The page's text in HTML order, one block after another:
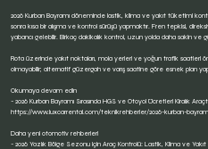
2026 Kurban Bayramı döneminde lastik, klima ve yakıt tüketimi
sonra kısa bir alışma ve kontrol sürüşü yapmaktır. Fren tepkisi,
yabancı gelebilir. Birkaç dakikalık kontrol, uzun yolda daha sakin ve
Rota üzerinde yakıt noktaları, mola yerleri ve yoğun trafik saatleri
olmayabilir; alternatif güzergah ve varış saatine göre esnek plan
Okumaya devam edin
- 2026 Kurban Bayramı Sırasında HGS ve Otoyol Ücretleri Kiralık
https://www.luxcarrental.com/teknikrehberler/2026-kurban-
Daha yeni otomotiv rehberleri
- 2026 Yazlık Bölge Sezonu için Araç Kontrolü: Lastik, Klima ve